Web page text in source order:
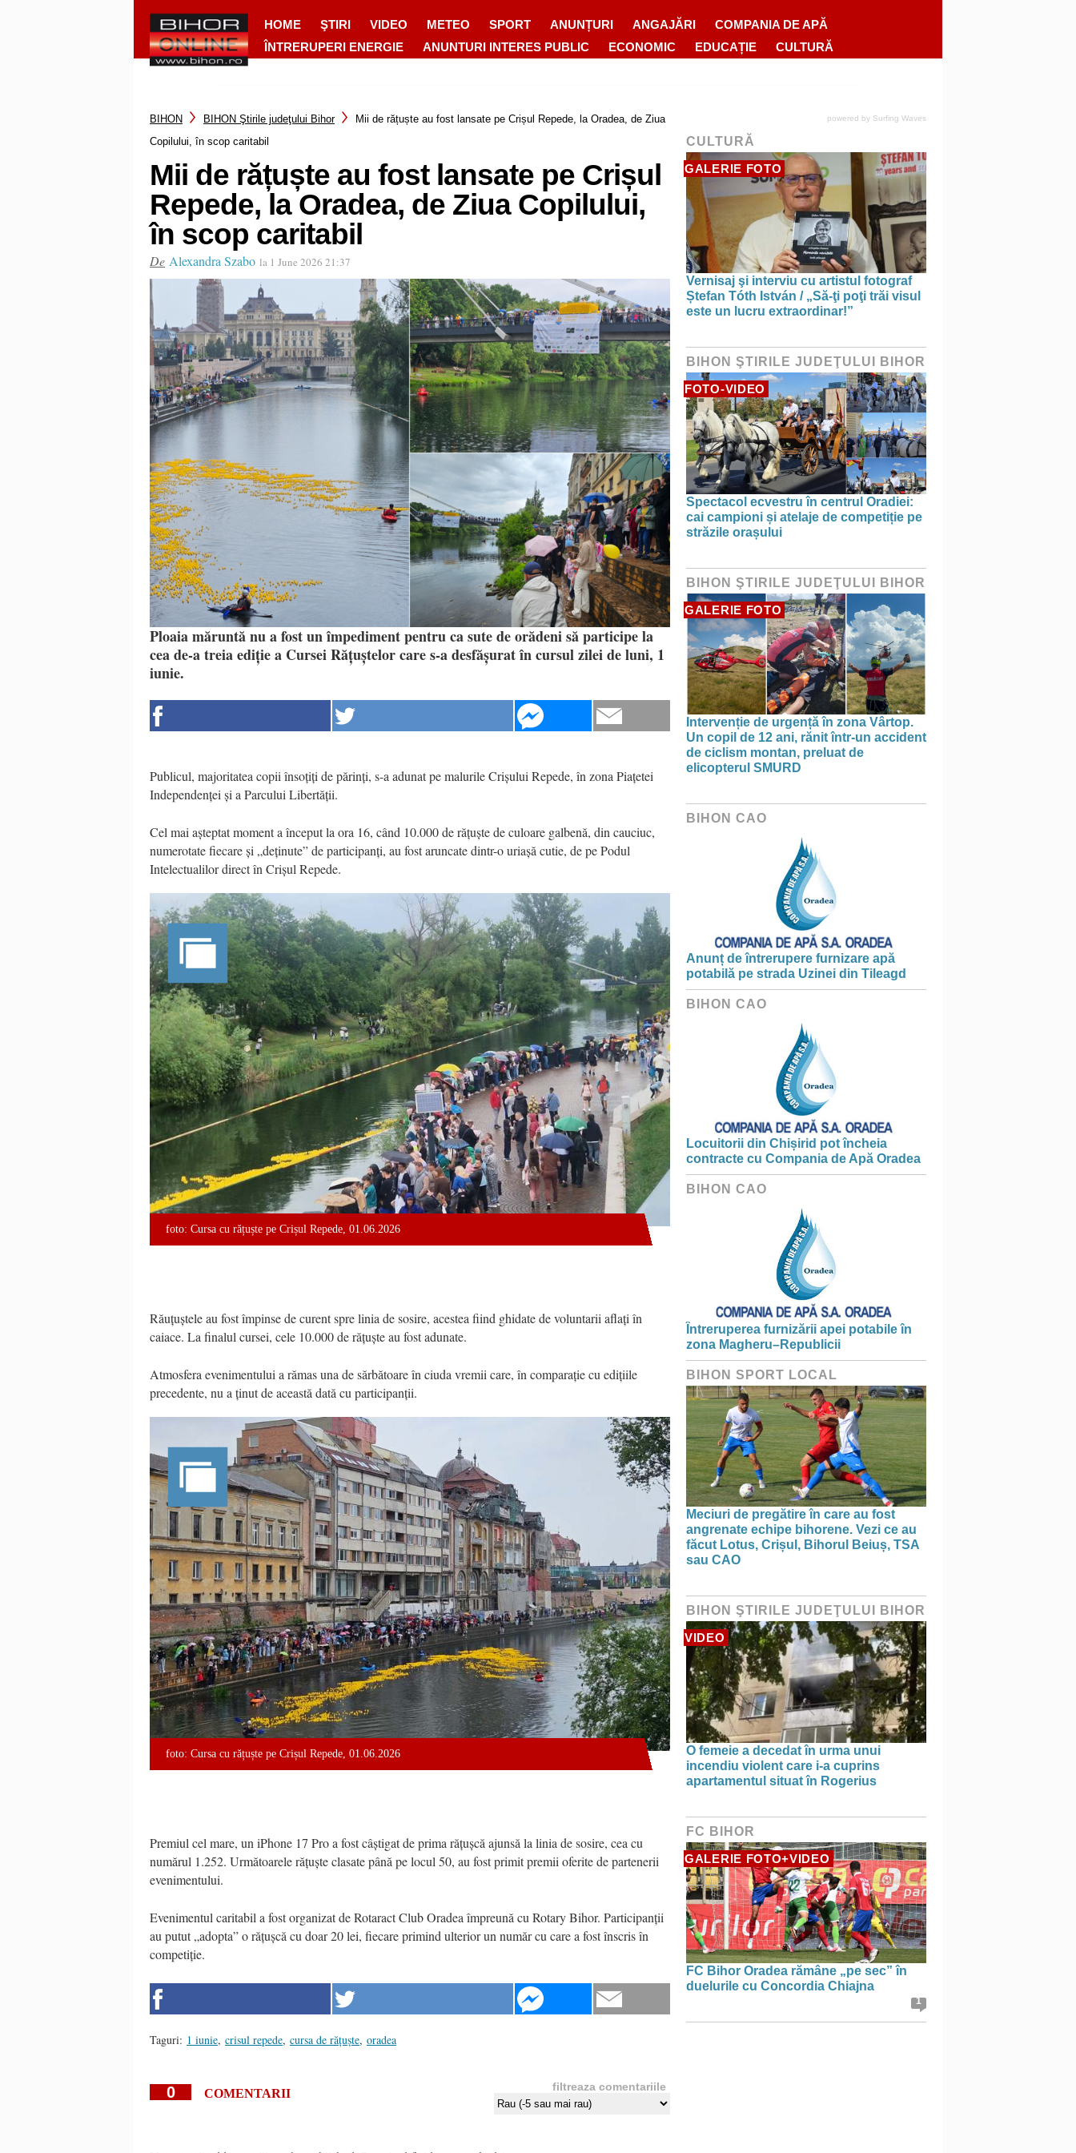
HOME ŞTIRI VIDEO METEO SPORT ANUNȚURI ANGAJĂRI
COMPANIA DE APĂ
ÎNTRERUPERI ENERGIE
ANUNTURI INTERES PUBLIC ECONOMIC EDUCAȚIE CULTURĂ
BIHON BIHON Ştirile judeţului Bihor
Mii de rățuște au fost lansate pe Crișul Repede, la Oradea, de Ziua
Copilului, în scop caritabil
Mii de rățuște au fost lansate pe Crișul
Repede, la Oradea, de Ziua Copilului,
în scop caritabil
De Alexandra Szabo la 1 June 2026 21:37
Ploaia măruntă nu a fost un împediment pentru ca sute de orădeni să participe la
cea de-a treia ediție a Cursei Rățuștelor care s-a desfășurat în cursul zilei de luni, 1
iunie.
Publicul, majoritatea copii însoțiți de părinți, s-a adunat pe malurile Crișului Repede, în zona Piațetei
Independenței și a Parcului Libertății.
Cel mai așteptat moment a început la ora 16, când 10.000 de rățuște de culoare galbenă, din cauciuc,
numerotate fiecare și „deținute” de participanți, au fost aruncate dintr-o uriașă cutie, de pe Podul
Intelectualilor direct în Crișul Repede.
foto: Cursa cu rățuște pe Crișul Repede, 01.06.2026
Răuțuștele au fost împinse de curent spre linia de sosire, acestea fiind ghidate de voluntarii aflați în
caiace. La finalul cursei, cele 10.000 de rățuște au fost adunate.
Atmosfera evenimentului a rămas una de sărbătoare în ciuda vremii care, în comparație cu edițiile
precedente, nu a ținut de această dată cu participanții.
foto: Cursa cu rățuște pe Crișul Repede, 01.06.2026
Premiul cel mare, un iPhone 17 Pro a fost câștigat de prima rățușcă ajunsă la linia de sosire, cea cu
numărul 1.252. Următoarele rățuște clasate până pe locul 50, au fost primit premii oferite de partenerii
evenimentului.
Evenimentul caritabil a fost organizat de Rotaract Club Oradea împreună cu Rotary Bihor. Participanții
au putut „adopta” o rățușcă cu doar 20 lei, fiecare primind ulterior un număr cu care a fost înscris în
competiție.
Taguri: 1 iunie, crisul repede, cursa de rățuște, oradea
0 COMENTARII filtreaza comentariile
powered by Surfing Waves
CULTURĂ
GALERIE FOTO
Vernisaj şi interviu cu artistul fotograf
Ștefan Tóth István / „Să-ţi poţi trăi visul
este un lucru extraordinar!”
BIHON ŞTIRILE JUDEŢULUI BIHOR
FOTO-VIDEO
Spectacol ecvestru în centrul Oradiei:
cai campioni și atelaje de competiție pe
străzile orașului
BIHON ŞTIRILE JUDEŢULUI BIHOR
GALERIE FOTO
Intervenție de urgență în zona Vârtop.
Un copil de 12 ani, rănit într-un accident
de ciclism montan, preluat de
elicopterul SMURD
BIHON CAO
Anunț de întrerupere furnizare apă
potabilă pe strada Uzinei din Tileagd
BIHON CAO
Locuitorii din Chișirid pot încheia
contracte cu Compania de Apă Oradea
BIHON CAO
Întreruperea furnizării apei potabile în
zona Magheru–Republicii
BIHON SPORT LOCAL
Meciuri de pregătire în care au fost
angrenate echipe bihorene. Vezi ce au
făcut Lotus, Crișul, Bihorul Beiuș, TSA
sau CAO
BIHON ŞTIRILE JUDEŢULUI BIHOR
VIDEO
O femeie a decedat în urma unui
incendiu violent care i-a cuprins
apartamentul situat în Rogerius
FC BIHOR
GALERIE FOTO+VIDEO
FC Bihor Oradea rămâne „pe sec” în
duelurile cu Concordia Chiajna
1